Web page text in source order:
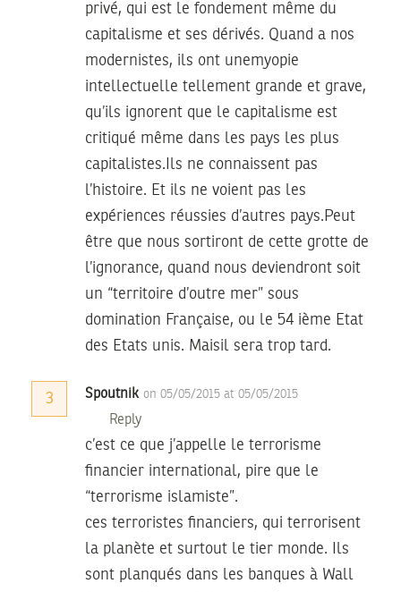
privé, qui est le fondement même du
capitalisme et ses dérivés. Quand a nos
modernistes, ils ont unemyopie
intellectuelle tellement grande et grave,
qu’ils ignorent que le capitalisme est
critiqué même dans les pays les plus
capitalistes.Ils ne connaissent pas
l’histoire. Et ils ne voient pas les
expériences réussies d’autres pays.Peut
être que nous sortiront de cette grotte de
l’ignorance, quand nous deviendront soit
un “territoire d’outre mer” sous
domination Française, ou le 54 ième Etat
des Etats unis. Maisil sera trop tard.
3 Spoutnik on 05/05/2015 at 05/05/2015
Reply
c’est ce que j’appelle le terrorisme
financier international, pire que le
“terrorisme islamiste”.
ces terroristes financiers, qui terrorisent
la planète et surtout le tier monde. Ils
sont planqués dans les banques à Wall